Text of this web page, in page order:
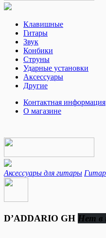
Клавишные
Гитары
Звук
Конбики
Струны
Ударные установки
Аксессуары
Другие
Контактная информация
О магазине
Аксессуары для гитары
D’ADDARIO GH Нет в